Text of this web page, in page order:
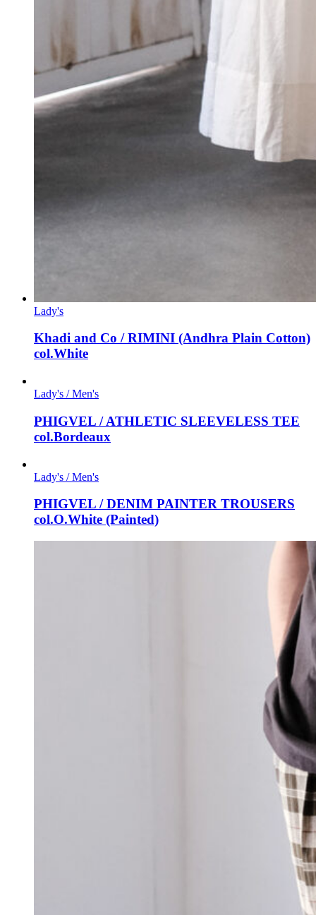
Lady's
Khadi and Co / RIMINI (Andhra Plain Cotton)
col.White
Lady's / Men's
PHIGVEL / ATHLETIC SLEEVELESS TEE
col.Bordeaux
Lady's / Men's
PHIGVEL / DENIM PAINTER TROUSERS
col.O.White (Painted)